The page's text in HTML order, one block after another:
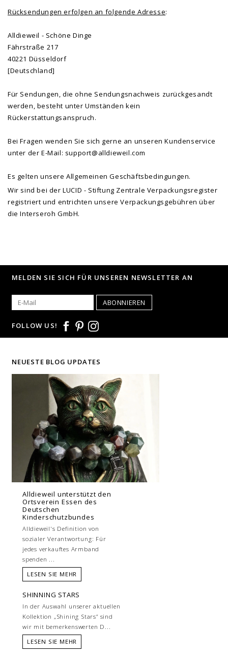
Rücksendungen erfolgen an folgende Adresse:
Alldieweil - Schöne Dinge
Fährstraße 217
40221 Düsseldorf
[Deutschland]
Für Sendungen, die ohne Sendungsnachweis zurückgesandt
werden, besteht unter Umständen kein
Rückerstattungsanspruch.
Bei Fragen wenden Sie sich gerne an unseren Kundenservice
unter der E-Mail: support@alldieweil.com
Es gelten unsere Allgemeinen Geschäftsbedingungen.
Wir sind bei der LUCID - Stiftung Zentrale Verpackungsregister
registriert und entrichten unsere Verpackungsgebühren über
die Interseroh GmbH.
MELDEN SIE SICH FÜR UNSEREN NEWSLETTER AN
ABONNIEREN
FOLLOW US!
NEUESTE BLOG UPDATES
Alldieweil unterstützt den
Ortsverein Essen des
Deutschen
Kinderschutzbundes
Alldieweil's Definition von
sozialer Verantwortung: Für
jedes verkauftes Armband
spenden ...
LESEN SIE MEHR
SHINNING STARS
In der Auswahl unserer aktuellen
Kollektion „Shining Stars“ sind
wir mit bemerkenswerten D...
LESEN SIE MEHR